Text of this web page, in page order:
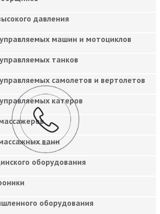
давления
машин и мотоциклов
танков
самолетов и вертолетов
катеров
ванн
оборудования
оборудования